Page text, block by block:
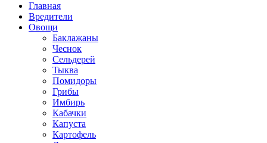
Главная
Вредители
Овощи
Баклажаны
Чеснок
Сельдерей
Тыква
Помидоры
Грибы
Имбирь
Кабачки
Капуста
Картофель